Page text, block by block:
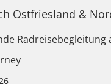
Ostfriesland &
Radreisebegleitung